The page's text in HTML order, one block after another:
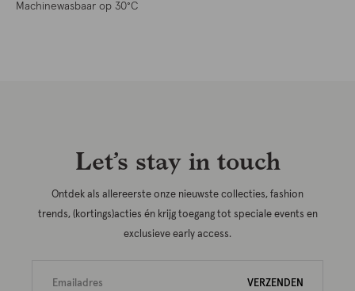
Machinewasbaar op 30°C
Let’s stay in touch
Ontdek als allereerste onze nieuwste collecties, fashion
trends, (kortings)acties én krijg toegang tot speciale events en
exclusieve early access.
VERZENDEN